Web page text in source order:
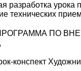
разработка
технических
ПО
конспект